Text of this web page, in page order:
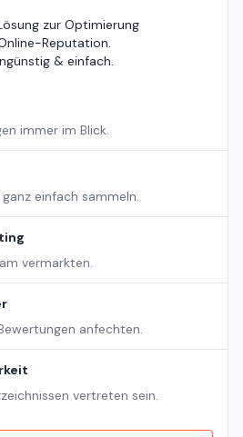
zur Optimierung
Reputation.
& einfach.
immer im Blick.
einfach sammeln.
vermarkten.
anfechten.
vertreten sein.